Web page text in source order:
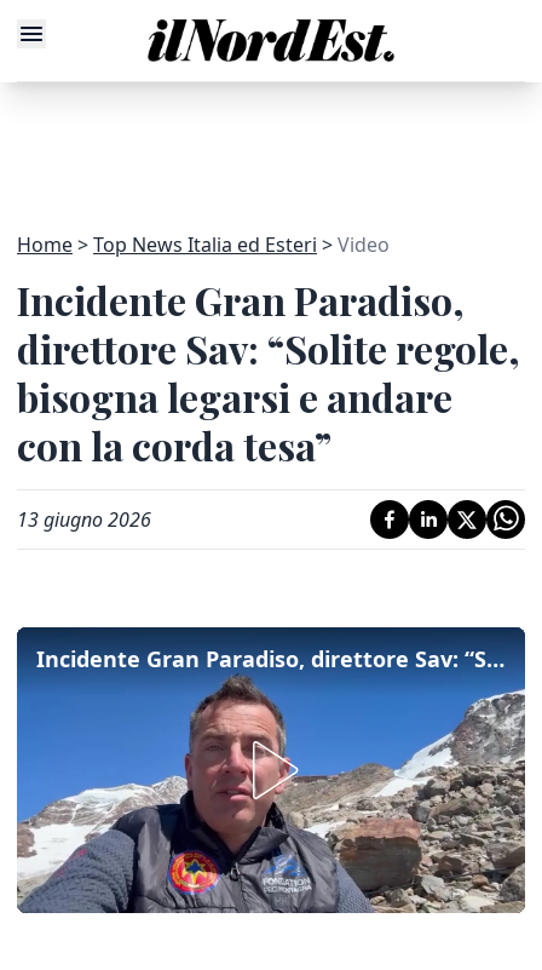
Home Top News Italia ed Esteri Video
Incidente Gran Paradiso,
direttore Sav: “Solite regole,
bisogna legarsi e andare
con la corda tesa”
13 giugno 2026
Incidente Gran Paradiso, direttore Sav: “Solite regole, bisogna legarsi e andare con la corda tesa”